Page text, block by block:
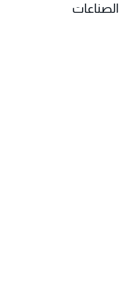
الصناعات